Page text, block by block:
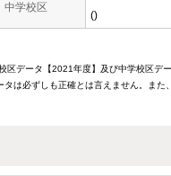
中学校区
()
データ【2021年度】及び中学校区デ
は必ずしも正確とは言えません。ま